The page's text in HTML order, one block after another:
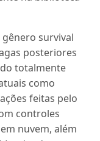
survival
posteriores
totalmente
como
feitas pelo
controles
nuvem, além